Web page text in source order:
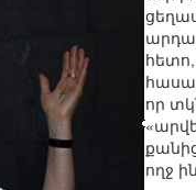
որ
ողջ